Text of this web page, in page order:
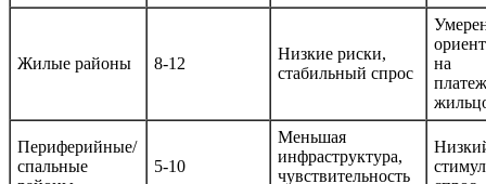
Жилые районы 8-12
Низкие риски,
стабильный спрос
на
Периферийные/
спальные
5-10
Меньшая
инфраструктура,
чувствительность